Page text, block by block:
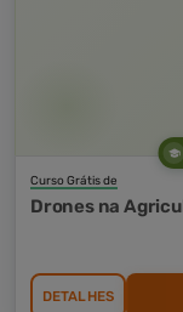
Curso Grátis de
Drones na
DETALHES